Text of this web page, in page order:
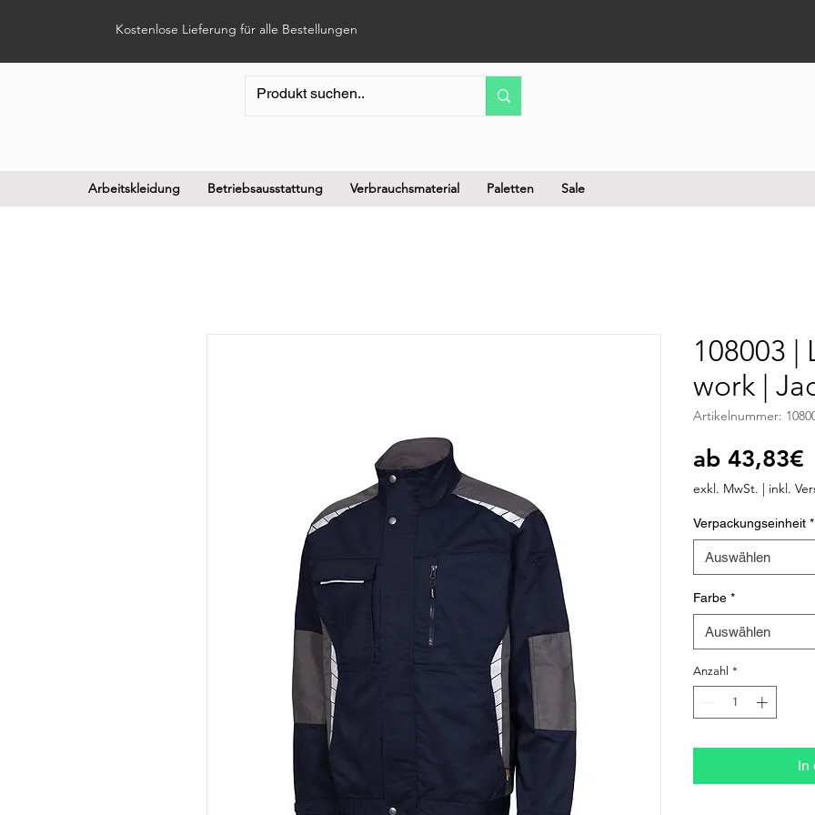
Kostenlose Lieferung für alle Bestellungen
Arbeitskleidung Betriebsausstattung Verbrauchsmaterial Paletten Sale
108003 |
work |
Artikelnummer:
ab 43,83€
exkl. MwSt. | inkl.
Verpackungseinheit *
Auswählen
Farbe *
Auswählen
Anzahl *
In